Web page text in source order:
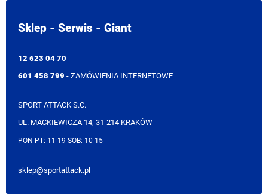
Sklep - Serwis - Giant
12 623 04 70
601 458 799 - ZAMÓWIENIA INTERNETOWE
SPORT ATTACK S.C.
UL. MACKIEWICZA 14, 31-214 KRAKÓW
PON-PT: 11-19 SOB: 10-15
sklep@sportattack.pl